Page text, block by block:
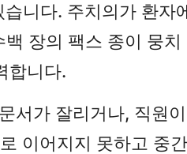
니다. 주치의가 환
장의 팩스 종이 뭉
합니다.
서가 잘리거나, 직원
이어지지 못하고 중